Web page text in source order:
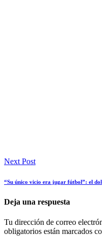
Next Post
“Su único vicio era jugar fútbol”: el
Deja una respuesta
Tu dirección de correo
obligatorios están marcados